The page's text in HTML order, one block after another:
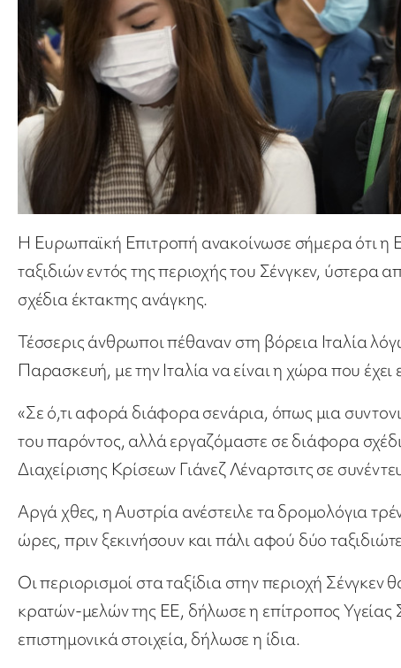
Η Ευρωπαϊκή Επιτροπή ανακοίνωσε σήμερα ότι η
ταξιδιών εντός της περιοχής του Σένγκεν, ύστερα
σχέδια έκτακτης ανάγκης.
Τέσσερις άνθρωποι πέθαναν στη βόρεια Ιταλία
Παρασκευή, με την Ιταλία να είναι η χώρα που
«Σε ό,τι αφορά διάφορα σενάρια, όπως μια
του παρόντος, αλλά εργαζόμαστε σε διάφορα
Διαχείρισης Κρίσεων Γιάνεζ Λέναρτσιτς σε
Αργά χθες, η Αυστρία ανέστειλε τα δρομολόγια
ώρες, πριν ξεκινήσουν και πάλι αφού δύο
Οι περιορισμοί στα ταξίδια στην περιοχή Σένγκεν
κρατών-μελών της ΕΕ, δήλωσε η επίτροπος Υγείας
επιστημονικά στοιχεία, δήλωσε η ίδια.